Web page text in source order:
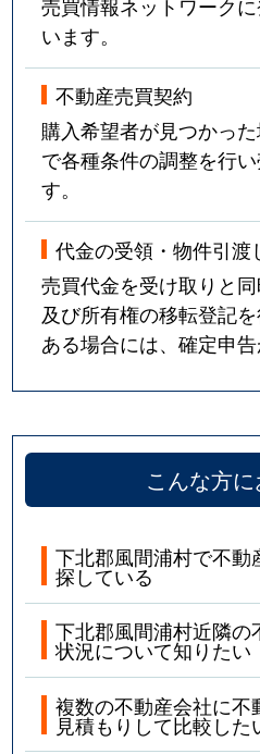
います。
不動産売買契約
購入希望者が見つかっ
で各種条件の調整を行
す。
代金の受領・物件引渡
売買代金を受け取りと
及び所有権の移転登記
ある場合には、確定申告
こんな方
下北郡風間浦村で不動
探している
下北郡風間浦村近隣の
状況について知りたい
複数の不動産会社に不
見積もりして比較した